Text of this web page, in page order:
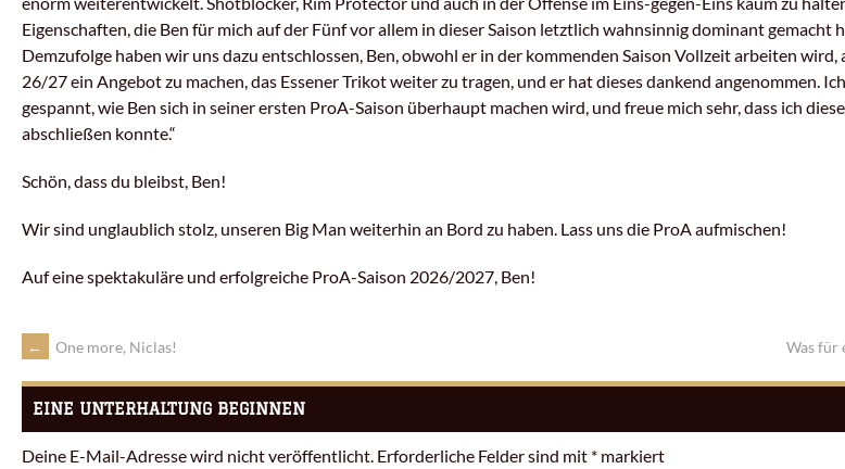
Eigenschaften, die Ben für mich auf der Fünf vor allem in dieser Saison letztlich wahnsinnig dominant gemacht
Demzufolge haben wir uns dazu entschlossen, Ben, obwohl er in der kommenden Saison Vollzeit arbeiten wird,
26/27 ein Angebot zu machen, das Essener Trikot weiter zu tragen, und er hat dieses dankend angenommen.
gespannt, wie Ben sich in seiner ersten ProA-Saison überhaupt machen wird, und freue mich sehr, dass ich
abschließen konnte.“
Schön, dass du bleibst, Ben!
Wir sind unglaublich stolz, unseren Big Man weiterhin an Bord zu haben. Lass uns die ProA aufmischen!
Auf eine spektakuläre und erfolgreiche ProA-Saison 2026/2027, Ben!
← One more, Niclas! Was für
EINE UNTERHALTUNG BEGINNEN
Deine E-Mail-Adresse wird nicht veröffentlicht. Erforderliche Felder sind mit * markiert